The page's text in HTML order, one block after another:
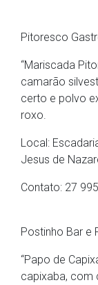
Pitoresco
“Mariscada
camarão
certo e polvo
roxo.
Local:
Jesus de
Contato: 27
Postinho Bar e
“Papo de
capixaba, com